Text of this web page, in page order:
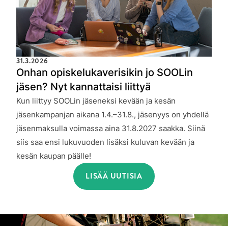
31.3.2026
Onhan opiskelukaverisikin jo SOOLin
jäsen? Nyt kannattaisi liittyä
Kun liittyy SOOLin jäseneksi kevään ja kesän
jäsenkampanjan aikana 1.4.–31.8., jäsenyys on yhdellä
jäsenmaksulla voimassa aina 31.8.2027 saakka. Siinä
siis saa ensi lukuvuoden lisäksi kuluvan kevään ja
kesän kaupan päälle!
LISÄÄ UUTISIA